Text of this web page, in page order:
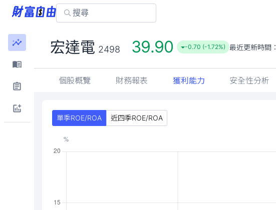
宏達電 2498 39.90 -0.70 (-1.72%) 最近更新時間：
個股概覽 財務報表 獲利能力 安全性分析
單季ROE/ROA 近四季ROE/ROA